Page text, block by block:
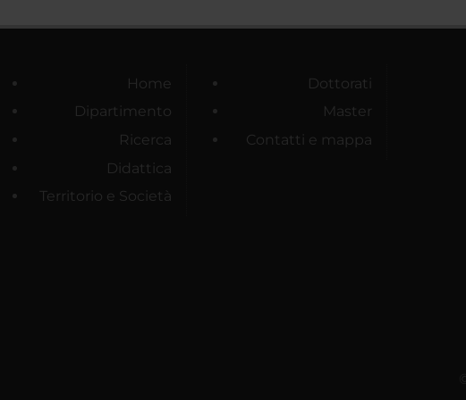
Home
Dipartimento
Ricerca
Didattica
Territorio e Società
Dottorati
Master
Contatti e mappa